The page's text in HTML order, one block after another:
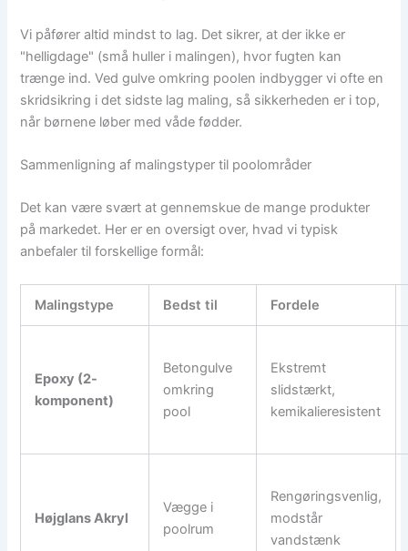
Vi påfører altid mindst to lag. Det sikrer, at der ikke er
"helligdage" (små huller i malingen), hvor fugten kan
trænge ind. Ved gulve omkring poolen indbygger vi ofte en
skridsikring i det sidste lag maling, så sikkerheden er i top,
når børnene løber med våde fødder.
Sammenligning af malingstyper til poolområder
Det kan være svært at gennemskue de mange produkter
på markedet. Her er en oversigt over, hvad vi typisk
anbefaler til forskellige formål:
Malingstype Bedst til Fordele
Epoxy (2-
komponent)
Betongulve
omkring
pool
Ekstremt
slidstærkt,
kemikalieresistent
Højglans Akryl
Vægge i
poolrum
Rengøringsvenlig,
modstår
vandstænk